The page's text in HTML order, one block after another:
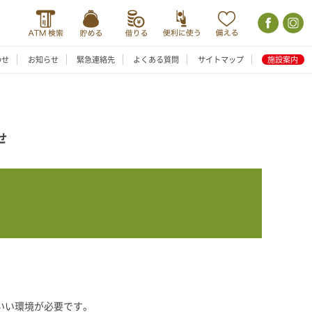
せ お知らせ 緊急連絡先 よくある質問 サイトマップ 施設案内
環境が必要です。